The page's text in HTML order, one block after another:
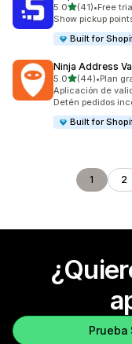
5.0de 5 estrellas
(41)
41 reseñas en
•Free
Show pickup
Built for
Ninja Address
5.0de 5 estrellas
(44)
44 reseñas en
•Plan
Aplicación de
Detén pedidos
Built for
1 2
Prueba